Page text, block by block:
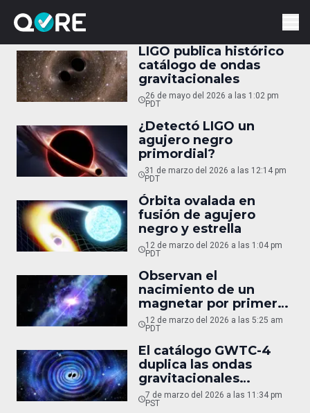
LIGO publica histórico
catálogo de ondas
gravitacionales
26 de mayo del 2026 a las 1:02 pm
PDT
¿Detectó LIGO un
agujero negro
primordial?
31 de marzo del 2026 a las 12:14 pm
PDT
Órbita ovalada en
fusión de agujero
negro y estrella
12 de marzo del 2026 a las 1:04 pm
PDT
Observan el
nacimiento de un
magnetar por primera
vez
12 de marzo del 2026 a las 5:25 am
PDT
El catálogo GWTC-4
duplica las ondas
gravitacionales
detectadas
7 de marzo del 2026 a las 11:34 pm
PST